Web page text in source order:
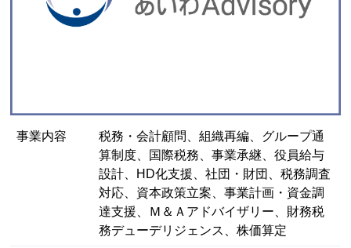
事業内容
税務・会計顧問、組織再編、グループ通
算制度、国際税務、事業承継、役員給与
設計、HD化支援、社団・財団、税務調査
対応、資本政策立案、事業計画・資金調
達支援、Ｍ＆Ａアドバイザリー、財務税
務デューデリジェンス、株価算定